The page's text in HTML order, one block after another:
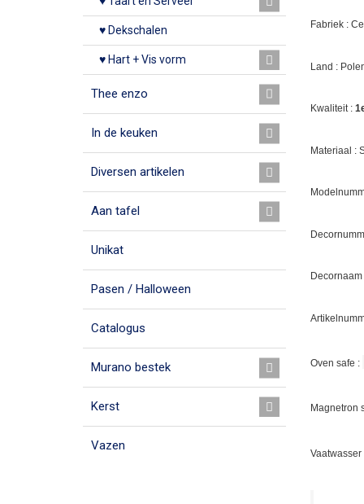
♥ Dekschalen
♥ Hart + Vis vorm
Thee enzo
In de keuken
Diversen artikelen
Aan tafel
Unikat
Pasen / Halloween
Catalogus
Murano bestek
Kerst
Vazen
Fabriek :
Land :
Kwaliteit :
Materiaal :
Decornaam
Oven safe :
Magnetron